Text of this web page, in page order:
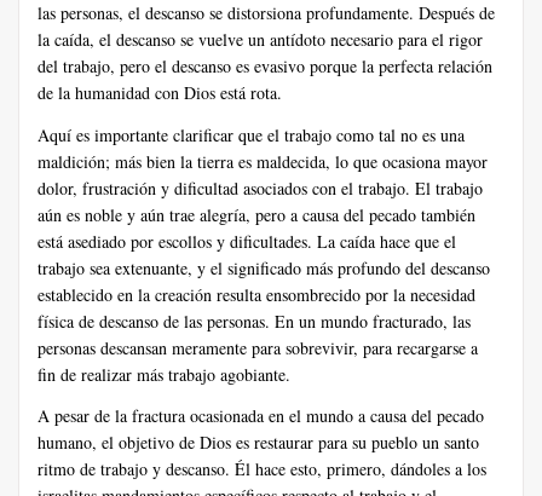
las personas, el descanso se distorsiona profundamente. Después de
la caída, el descanso se vuelve un antídoto necesario para el rigor
del trabajo, pero el descanso es evasivo porque la perfecta relación
de la humanidad con Dios está rota.
Aquí es importante clarificar que el trabajo como tal no es una
maldición; más bien la tierra es maldecida, lo que ocasiona mayor
dolor, frustración y dificultad asociados con el trabajo. El trabajo
aún es noble y aún trae alegría, pero a causa del pecado también
está asediado por escollos y dificultades. La caída hace que el
trabajo sea extenuante, y el significado más profundo del descanso
establecido en la creación resulta ensombrecido por la necesidad
física de descanso de las personas. En un mundo fracturado, las
personas descansan meramente para sobrevivir, para recargarse a
fin de realizar más trabajo agobiante.
A pesar de la fractura ocasionada en el mundo a causa del pecado
humano, el objetivo de Dios es restaurar para su pueblo un santo
ritmo de trabajo y descanso. Él hace esto, primero, dándoles a los